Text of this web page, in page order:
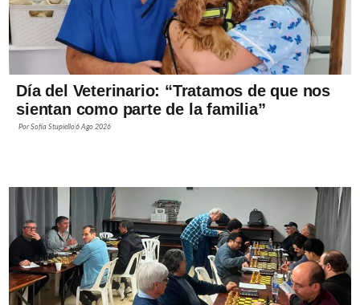
Día del Veterinario: “Tratamos de que nos
sientan como parte de la familia”
PorSofía Stupiello6 Ago 2026